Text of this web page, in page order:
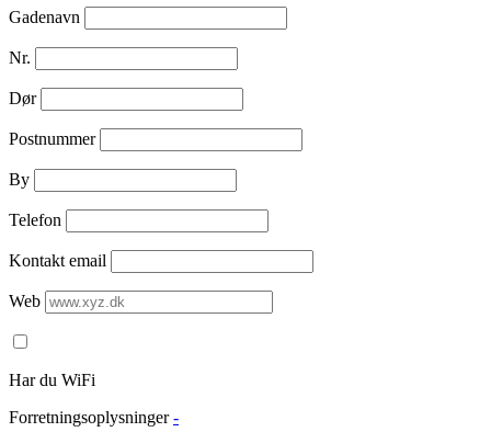
Gadenavn
Nr.
Dør
Postnummer
By
Telefon
Kontakt email
Web
Har du WiFi
Forretningsoplysninger -